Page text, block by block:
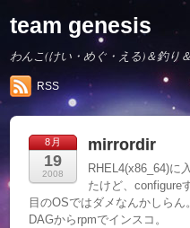
team genesis
わんこ(けい・めぐ・える)＆釣り
RSS
8月
19
2008
mirrordir
RHEL4(x86_64)に
たけど、configure
目のOSではダメなんかしらん
DAGからrpmでインスコ。